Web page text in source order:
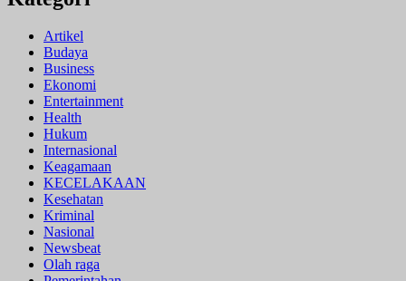
Artikel
Budaya
Business
Ekonomi
Entertainment
Health
Hukum
Internasional
Keagamaan
KECELAKAAN
Kesehatan
Kriminal
Nasional
Newsbeat
Olah raga